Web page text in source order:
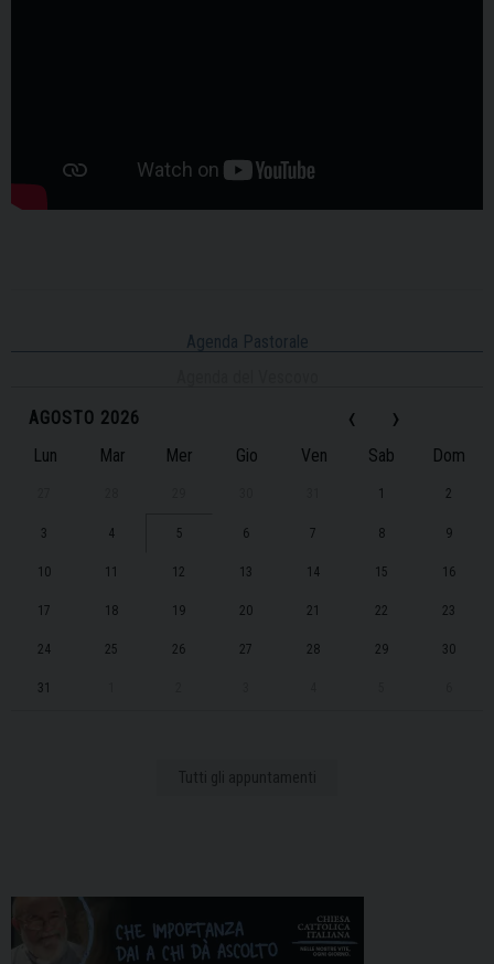
Agenda Pastorale
‹
AGOSTO 2026 ›
Lun Mar Mer Gio Ven Sab Dom
1 2
3 4 5 6 7 8 9
10 11 12 13 14 15 16
17 18 19 20 21 22 23
24 25 26 27 28 29 30
31
Tutti gli appuntamenti